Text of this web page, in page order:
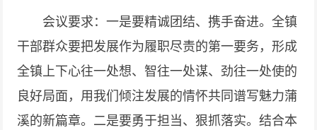
会议要求：一是要精诚团结、携手奋进。全镇
干部群众要把发展作为履职尽责的第一要务，形成
全镇上下心往一处想、智往一处谋、劲往一处使的
良好局面，用我们倾注发展的情怀共同谱写魅力蒲
溪的新篇章。二是要勇于担当、狠抓落实。结合本